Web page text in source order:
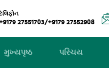
27551703/+9179 27552908
મુખ્યપૃષ્ઠ પરિચય